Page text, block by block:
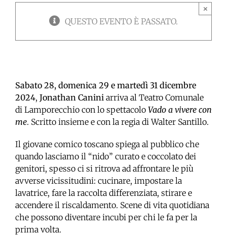
QUESTO EVENTO È PASSATO.
×
Sabato 28, domenica 29 e martedì 31 dicembre
2024, Jonathan Canini arriva al Teatro Comunale
di Lamporecchio con lo spettacolo Vado a vivere con
me. Scritto insieme e con la regia di Walter Santillo.
Il giovane comico toscano spiega al pubblico che
quando lasciamo il “nido” curato e coccolato dei
genitori, spesso ci si ritrova ad affrontare le più
avverse vicissitudini: cucinare, impostare la
lavatrice, fare la raccolta differenziata, stirare e
accendere il riscaldamento. Scene di vita quotidiana
che possono diventare incubi per chi le fa per la
prima volta.